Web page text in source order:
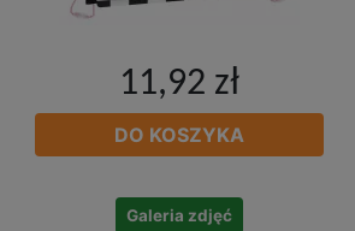
11,92 zł
DO KOSZYKA
Galeria zdjęć